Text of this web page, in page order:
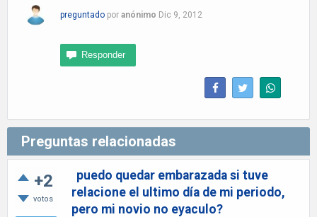
preguntado por anónimo Dic 9, 2012
Preguntas relacionadas
+2
votos
puedo quedar embarazada si tuve
relacione el ultimo día de mi periodo,
pero mi novio no eyaculo?